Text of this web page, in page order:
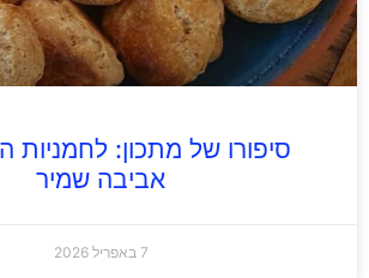
סיפורו של מתכון:
אביבה שמיר
7 באפריל 2026